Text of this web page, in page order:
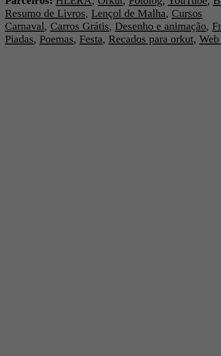
Resumo de Livros, Lençol de Malha, Cursos
Carnaval, Carros Grátis, Desenho e animação,
Piadas, Poemas, Festa, Recados para orkut,